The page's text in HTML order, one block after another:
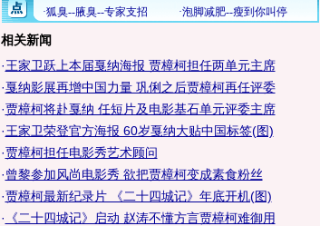
相关新闻
·王家卫跃上本届戛纳海报 贾樟柯担任两单元主席
·戛纳影展再增中国力量 巩俐之后贾樟柯再任评委
·贾樟柯将赴戛纳 任短片及电影基石单元评委主席
·王家卫荣登官方海报 60岁戛纳大贴中国标签(图)
·贾樟柯担任电影秀艺术顾问
·曾黎参加风尚电影秀 欲把贾樟柯变成素食粉丝
·贾樟柯最新纪录片 《二十四城记》年底开机(图)
· 《二十四城记》启动 赵涛不懂方言贾樟柯难御用